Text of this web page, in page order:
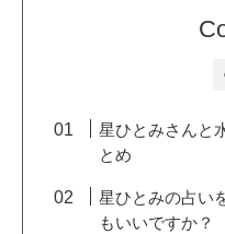
星ひとみさんと
とめ
星ひとみの占い
もいいですか？